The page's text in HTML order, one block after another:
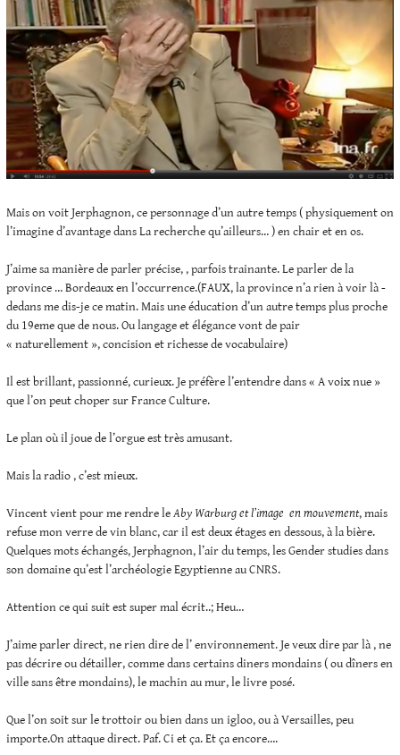
Mais on voit Jerphagnon, ce personnage d’un autre temps ( physiquement on
l’imagine d’avantage dans La recherche qu’ailleurs… ) en chair et en os.
J’aime sa manière de parler précise, , parfois trainante. Le parler de la
province … Bordeaux en l’occurrence.(FAUX, la province n’a rien à voir là -
dedans me dis-je ce matin. Mais une éducation d’un autre temps plus proche
du 19eme que de nous. Ou langage et élégance vont de pair
« naturellement », concision et richesse de vocabulaire)
Il est brillant, passionné, curieux. Je préfère l’entendre dans « A voix nue »
que l’on peut choper sur France Culture.
Le plan où il joue de l’orgue est très amusant.
Mais la radio , c’est mieux.
Vincent vient pour me rendre leAby Warburg et l’image en mouvement, mais
refuse mon verre de vin blanc, car il est deux étages en dessous, à la bière.
Quelques mots échangés, Jerphagnon, l’air du temps, les Gender studies dans
son domaine qu’est l’archéologie Egyptienne au CNRS.
Attention ce qui suit est super mal écrit..; Heu…
J’aime parler direct, ne rien dire de l’ environnement. Je veux dire par là , ne
pas décrire ou détailler, comme dans certains diners mondains ( ou dîners en
ville sans être mondains), le machin au mur, le livre posé.
Que l’on soit sur le trottoir ou bien dans un igloo, ou à Versailles, peu
importe.On attaque direct. Paf. Ci et ça. Et ça encore….